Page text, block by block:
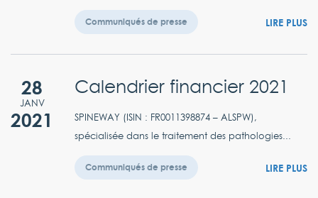
Communiqués de presse LIRE PLUS
28
JANV
2021
Calendrier financier 2021
SPINEWAY (ISIN : FR0011398874 – ALSPW),
spécialisée dans le traitement des pathologies...
Communiqués de presse LIRE PLUS